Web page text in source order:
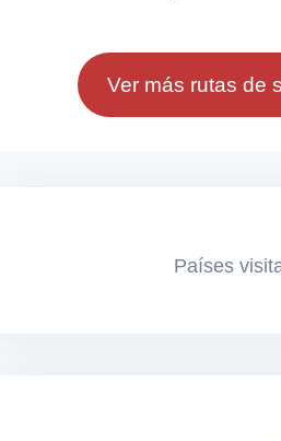
Ver más rutas de
Países